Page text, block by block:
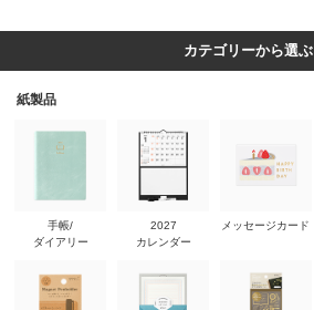
カテゴリーから選ぶ
紙製品
手帳/
ダイアリー
2027
カレンダー
メッセージカード